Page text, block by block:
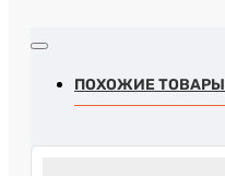
ПОХОЖИЕ ТОВАРЫ